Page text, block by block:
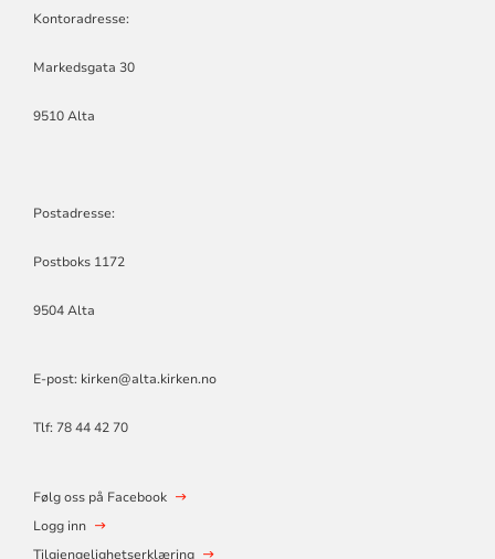
Kontoradresse:
Markedsgata 30
9510 Alta
Postadresse:
Postboks 1172
9504 Alta
E-post: kirken@alta.kirken.no
Tlf: 78 44 42 70
Følg oss på Facebook
Logg inn
Tilgjengelighetserklæring